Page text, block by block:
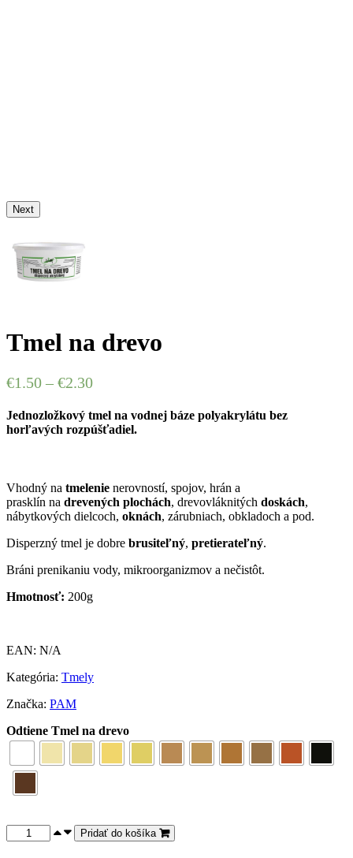
Next
Tmel na drevo
€1.50 – €2.30
Jednozložkový tmel na vodnej báze polyakrylátu bez
horľavých rozpúšťadiel.
Vhodný na tmelenie nerovností, spojov, hrán a
prasklín na drevených plochách, drevovláknitých doskách,
nábytkových dielcoch, oknách, zárubniach, obkladoch a pod.
Disperzný tmel je dobre brusiteľný, pretierateľný.
Bráni prenikaniu vody, mikroorganizmov a nečistôt.
Hmotnosť: 200g
EAN: N/A
Kategória: Tmely
Značka: PAM
Odtiene Tmel na drevo
Pridať do košíka